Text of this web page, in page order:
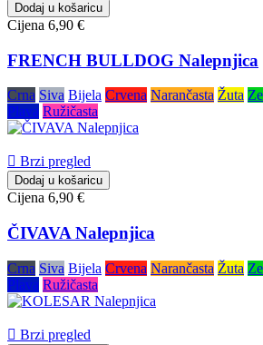
Dodaj u košaricu
Cijena 6,90 €
FRENCH BULLDOG Nalepnjica
Crna Siva Bijela Crvena Narančasta Žuta
Plava Ružičasta
 Brzi pregled
Dodaj u košaricu
Cijena 6,90 €
ČIVAVA Nalepnjica
Crna Siva Bijela Crvena Narančasta Žuta
Plava Ružičasta
 Brzi pregled